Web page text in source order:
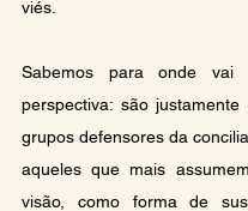
viés.
Sabemos para onde
perspectiva: são justamente
grupos defensores da
aqueles que mais
visão, como forma de